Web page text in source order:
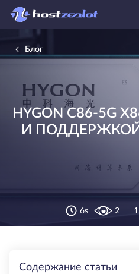
Блог
HYGON C86-5G
И
6s 2
Содержание статьи